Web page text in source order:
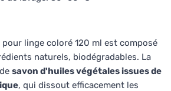
pour linge coloré 120 ml est composé
naturels, biodégradables. La
savon d'huiles végétales issues de
, qui dissout efficacement les